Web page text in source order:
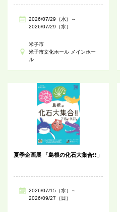
2026/07/29（水）～
2026/07/29（水）
米子市
米子市文化ホール メインホー
ル
夏季企画展 「島根の化石大集合!!」
2026/07/15（水）～
2026/09/27（日）